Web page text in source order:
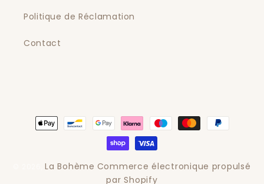
Politique de Réclamation
Contact
Moyens
La Bohème Commerce électronique propulsé
par Shopify